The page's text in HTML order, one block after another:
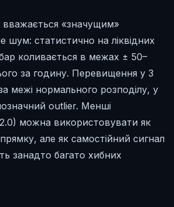
«значущим»
шум: статистично на ліквідних
коливається в межах ± 50–
за годину. Перевищення у 3
межі нормального розподілу, у
outlier. Менші
можна використовувати як
але як самостійний сигнал
занадто багато хибних